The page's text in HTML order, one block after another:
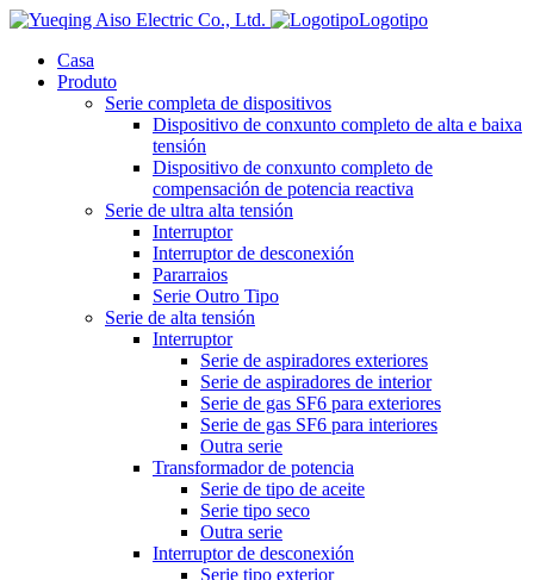
Logotipo
Casa
Produto
Serie completa de dispositivos
Dispositivo de conxunto completo de alta e baixa
tensión
Dispositivo de conxunto completo de
compensación de potencia reactiva
Serie de ultra alta tensión
Interruptor
Interruptor de desconexión
Pararraios
Serie Outro Tipo
Serie de alta tensión
Interruptor
Serie de aspiradores exteriores
Serie de aspiradores de interior
Serie de gas SF6 para exteriores
Serie de gas SF6 para interiores
Outra serie
Transformador de potencia
Serie de tipo de aceite
Serie tipo seco
Outra serie
Interruptor de desconexión
Serie tipo exterior